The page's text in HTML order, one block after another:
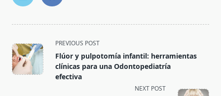
PREVIOUS POST
Flúor y pulpotomía infantil: herramientas
clínicas para una Odontopediatría
efectiva
NEXT POST